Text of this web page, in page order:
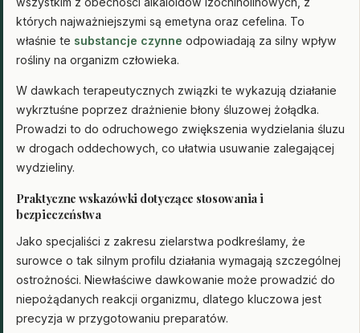
których najważniejszymi są emetyna oraz cefelina. To
właśnie te substancje czynne odpowiadają za silny wpływ
rośliny na organizm człowieka.
W dawkach terapeutycznych związki te wykazują działanie
wykrztuśne poprzez drażnienie błony śluzowej żołądka.
Prowadzi to do odruchowego zwiększenia wydzielania śluzu
w drogach oddechowych, co ułatwia usuwanie zalegającej
wydzieliny.
Praktyczne wskazówki dotyczące stosowania i
bezpieczeństwa
Jako specjaliści z zakresu zielarstwa podkreślamy, że
surowce o tak silnym profilu działania wymagają szczególnej
ostrożności. Niewłaściwe dawkowanie może prowadzić do
niepożądanych reakcji organizmu, dlatego kluczowa jest
precyzja w przygotowaniu preparatów.